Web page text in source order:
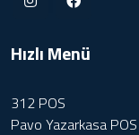
Hızlı Menü
312 POS
Pavo Yazarkasa POS